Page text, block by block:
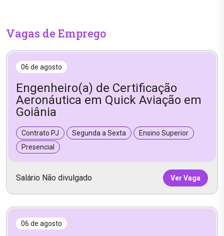
Vagas de Emprego
06 de agosto
Engenheiro(a) de Certificação
Aeronáutica em Quick Aviação em
Goiânia
Contrato PJ Segunda a Sexta
Ensino Superior
Presencial
Salário Não divulgado Ver Vaga
06 de agosto